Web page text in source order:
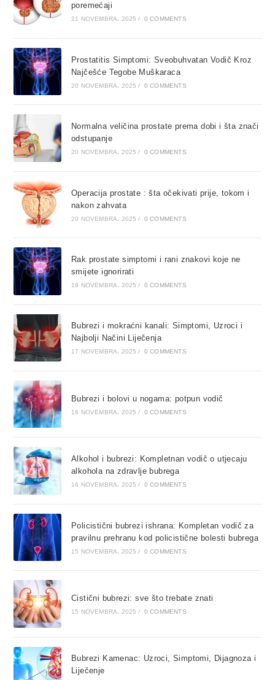
poremećaji
21 NOVEMBRA، 2025 / 0 COMMENTS
Prostatitis Simptomi: Sveobuhvatan Vodič Kroz
Najčešće Tegobe Muškaraca
20 NOVEMBRA، 2025 / 0 COMMENTS
Normalna veličina prostate prema dobi i šta znači
odstupanje
20 NOVEMBRA، 2025 / 0 COMMENTS
Operacija prostate : šta očekivati prije, tokom i
nakon zahvata
20 NOVEMBRA، 2025 / 0 COMMENTS
Rak prostate simptomi i rani znakovi koje ne
smijete ignorirati
19 NOVEMBRA، 2025 / 0 COMMENTS
Bubrezi i mokraćni kanali: Simptomi, Uzroci i
Najbolji Načini Liječenja
17 NOVEMBRA، 2025 / 0 COMMENTS
Bubrezi i bolovi u nogama: potpun vodič
16 NOVEMBRA، 2025 / 0 COMMENTS
Alkohol i bubrezi: Kompletnan vodič o utjecaju
alkohola na zdravlje bubrega
16 NOVEMBRA، 2025 / 0 COMMENTS
Policistični bubrezi ishrana: Kompletan vodič za
pravilnu prehranu kod policistične bolesti bubrega
15 NOVEMBRA، 2025 / 0 COMMENTS
Cistični bubrezi: sve što trebate znati
15 NOVEMBRA، 2025 / 0 COMMENTS
Bubrezi Kamenac: Uzroci, Simptomi, Dijagnoza i
Liječenje